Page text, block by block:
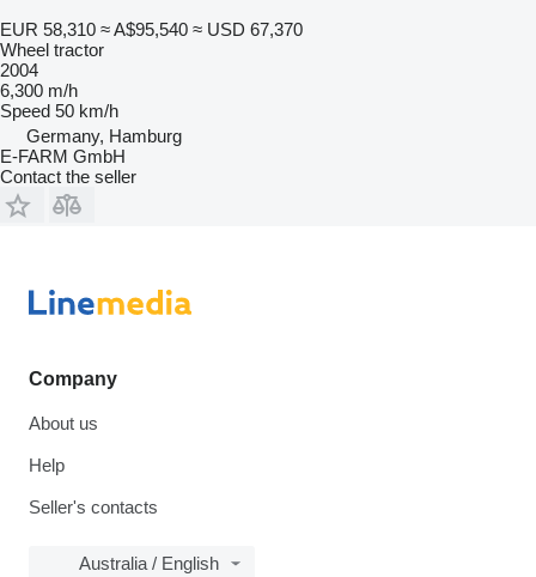
EUR 58,310 ≈ A$95,540 ≈ USD 67,370
Wheel tractor
2004
6,300 m/h
Speed 50 km/h
Germany, Hamburg
E-FARM GmbH
Contact the seller
Company
About us
Help
Seller's contacts
Australia / English